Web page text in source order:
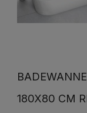
180X80 CM